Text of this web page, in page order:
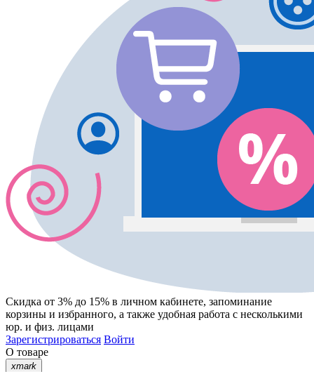
Скидка от 3% до 15% в личном кабинете, запоминание
корзины и избранного, а также удобная работа с несколькими
юр. и физ. лицами
Зарегистрироваться Войти
О товаре
xmark